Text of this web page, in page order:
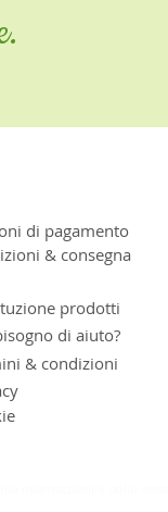
di pagamento
& consegna
prodotti
di aiuto?
& condizioni